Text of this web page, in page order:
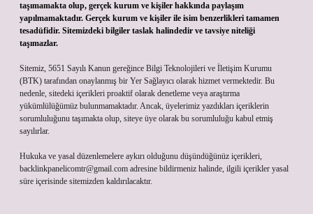
taşımamakta olup, gerçek kurum ve kişiler hakkında paylaşım
yapılmamaktadır. Gerçek kurum ve kişiler ile isim benzerlikleri tamamen
tesadüfidir. Sitemizdeki bilgiler taslak halindedir ve tavsiye niteliği
taşımazlar.
Sitemiz, 5651 Sayılı Kanun gereğince Bilgi Teknolojileri ve İletişim Kurumu
(BTK) tarafından onaylanmış bir Yer Sağlayıcı olarak hizmet vermektedir. Bu
nedenle, sitedeki içerikleri proaktif olarak denetleme veya araştırma
yükümlülüğümüz bulunmamaktadır. Ancak, üyelerimiz yazdıkları içeriklerin
sorumluluğunu taşımakta olup, siteye üye olarak bu sorumluluğu kabul etmiş
sayılırlar.
Hukuka ve yasal düzenlemelere aykırı olduğunu düşündüğünüz içerikleri,
backlinkpanelicomtr@gmail.com adresine bildirmeniz halinde, ilgili içerikler yasal
süre içerisinde sitemizden kaldırılacaktır.